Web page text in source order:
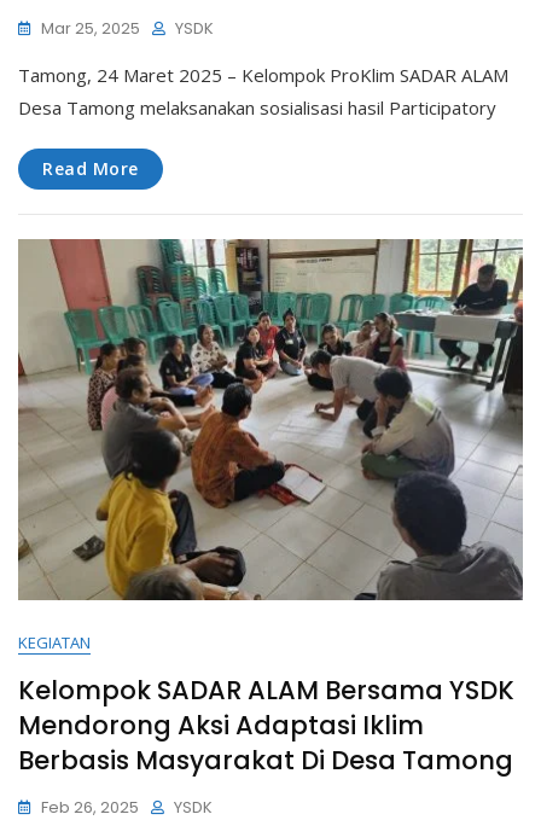
Mar 25, 2025 YSDK
Tamong, 24 Maret 2025 – Kelompok ProKlim SADAR ALAM
Desa Tamong melaksanakan sosialisasi hasil Participatory
Read More
KEGIATAN
Kelompok SADAR ALAM Bersama YSDK
Mendorong Aksi Adaptasi Iklim
Berbasis Masyarakat Di Desa Tamong
Feb 26, 2025 YSDK